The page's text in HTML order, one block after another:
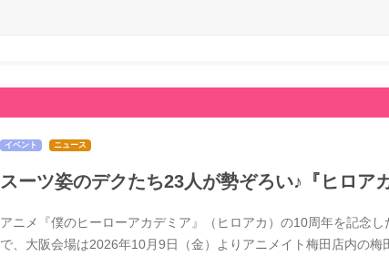
イベント ニュース
スーツ姿のデクたち23人が勢ぞろい♪『ヒロア
アニメ『僕のヒーローアカデミア』（ヒロアカ）の10周年を記念
で、大阪会場は2026年10月9日（金）よりアニメイト梅田店内の梅